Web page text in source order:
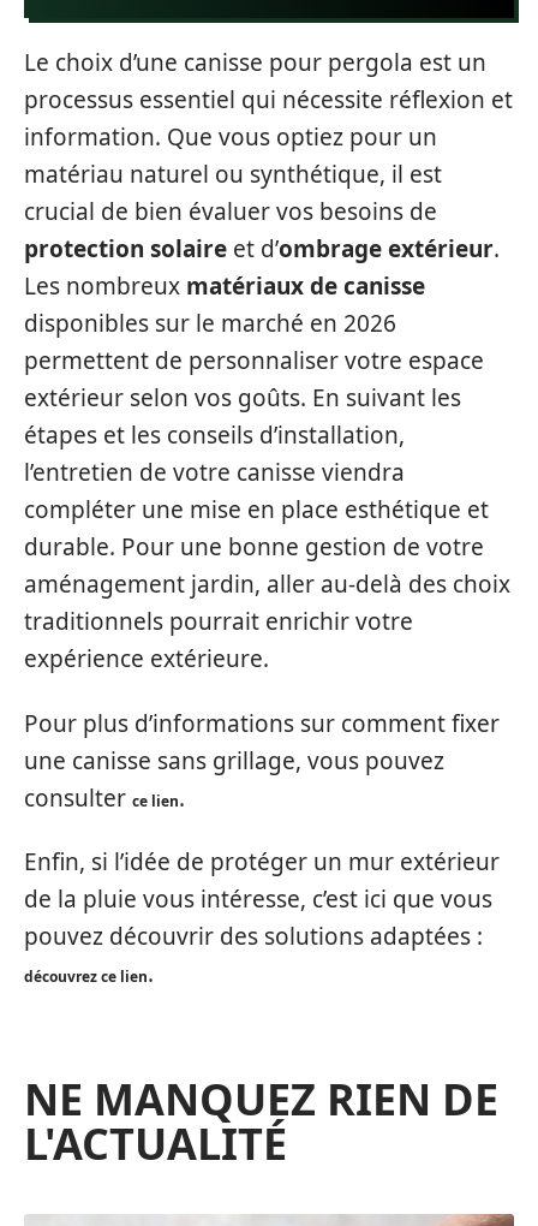
Le choix d’une canisse pour pergola est un
processus essentiel qui nécessite réflexion et
information. Que vous optiez pour un
matériau naturel ou synthétique, il est
crucial de bien évaluer vos besoins de
protection solaire et d’ombrage extérieur.
Les nombreux matériaux de canisse
disponibles sur le marché en 2026
permettent de personnaliser votre espace
extérieur selon vos goûts. En suivant les
étapes et les conseils d’installation,
l’entretien de votre canisse viendra
compléter une mise en place esthétique et
durable. Pour une bonne gestion de votre
aménagement jardin, aller au-delà des choix
traditionnels pourrait enrichir votre
expérience extérieure.
Pour plus d’informations sur comment fixer
une canisse sans grillage, vous pouvez
consulter ce lien.
Enfin, si l’idée de protéger un mur extérieur
de la pluie vous intéresse, c’est ici que vous
pouvez découvrir des solutions adaptées :
découvrez ce lien.
NE MANQUEZ RIEN DE
L'ACTUALITÉ